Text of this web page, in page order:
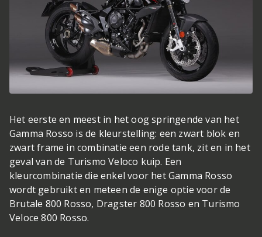
Het eerste en meest in het oog springende van het
Gamma Rosso is de kleurstelling: een zwart blok en
zwart frame in combinatie een rode tank, zit en in het
geval van de Turismo Veloco kuip. Een
kleurcombinatie die enkel voor het Gamma Rosso
wordt gebruikt en meteen de enige optie voor de
Brutale 800 Rosso, Dragster 800 Rosso en Turismo
Veloce 800 Rosso.